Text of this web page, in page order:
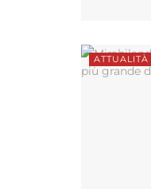
ATTUALITÀ